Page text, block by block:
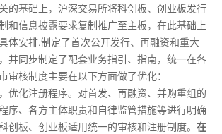
的基础上，沪深交易所将科创板、创业板发行
和信息披露要求复制推广至主板，在此基础上
体安排,制定了首次公开发行、再融资和重大
并同步制定了配套业务指引、指南，统一在各
审核制度主要在以下方面做了优化：
优化注册程序。对首发、再融资、并购重组的
序、各方主体职责和自律监管措施等进行明确
创板、创业板适用统一的审核和注册制度。 在